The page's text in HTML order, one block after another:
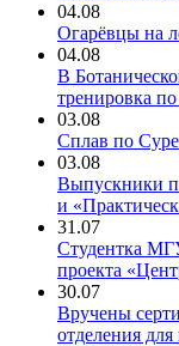
04.08
Огарёвцы на
04.08
В
тренировка
03.08
Сплав по
03.08
Выпускники
и
31.07
Студентка
проекта
30.07
Вручены
отделения